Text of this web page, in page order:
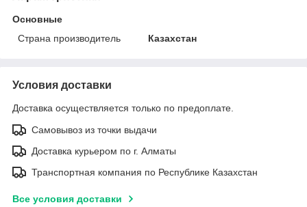
Основные
Страна производитель
Казахстан
Условия доставки
Доставка осуществляется только по предоплате.
Самовывоз из точки выдачи
Доставка курьером по г. Алматы
Транспортная компания по Республике Казахстан
Все условия доставки